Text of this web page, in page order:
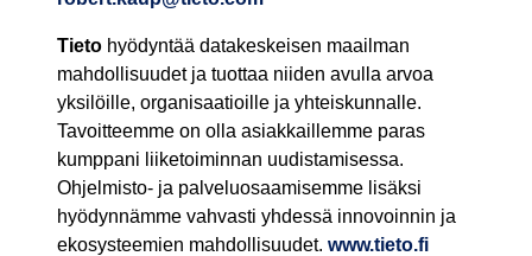
Tieto hyödyntää datakeskeisen maailman
mahdollisuudet ja tuottaa niiden avulla arvoa
yksilöille, organisaatioille ja yhteiskunnalle.
Tavoitteemme on olla asiakkaillemme paras
kumppani liiketoiminnan uudistamisessa.
Ohjelmisto- ja palveluosaamisemme lisäksi
hyödynnämme vahvasti yhdessä innovoinnin ja
ekosysteemien mahdollisuudet. www.tieto.fi